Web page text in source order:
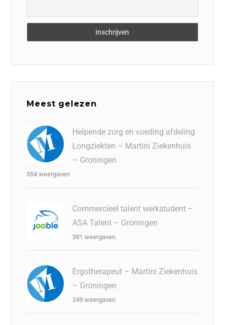
Meest gelezen
Helpende zorg en voeding afdeling
Longziekten – Martini Ziekenhuis
– Groningen
554 weergaven
Commercieel talent werkstudent –
ASA Talent – Groningen
381 weergaven
Ergotherapeut – Martini Ziekenhuis
– Groningen
249 weergaven